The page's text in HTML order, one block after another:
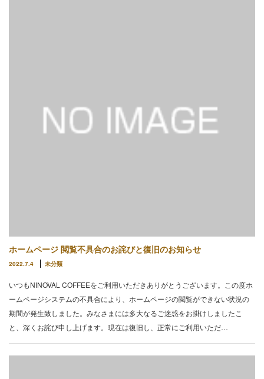
ホームページ 閲覧不具合のお詫びと復旧のお知らせ
2022.7.4 未分類
いつもNINOVAL COFFEEをご利用いただきありがとうございます。この度ホ
ームページシステムの不具合により、ホームページの閲覧ができない状況の
期間が発生致しました。みなさまには多大なるご迷惑をお掛けしましたこ
と、深くお詫び申し上げます。現在は復旧し、正常にご利用いただ…